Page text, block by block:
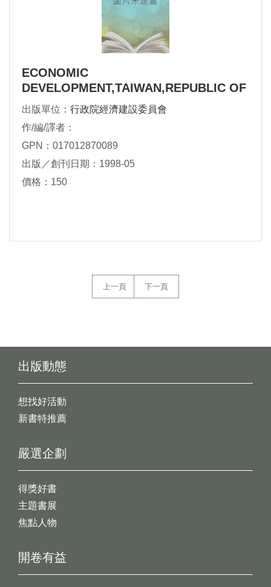
ECONOMIC
DEVELOPMENT,TAIWAN,REPUBLIC OF
CHINA 1998
出版單位： 行政院經濟建設委員會
作/編/譯者：
GPN：017012870089
出版／創刊日期：1998-05
價格：150
上一頁 下一頁
出版動態
想找好活動
新書特推薦
開卷有益
嚴選企劃
得獎好書
主題書展
焦點人物